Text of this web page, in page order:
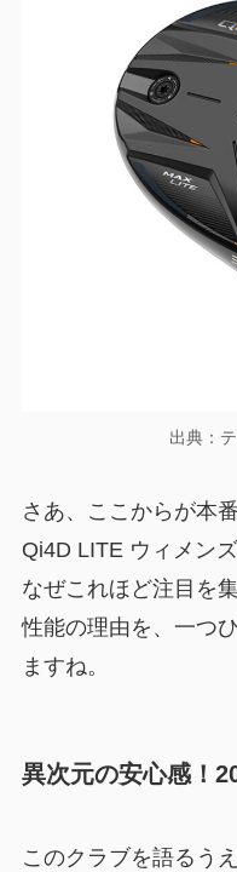
出典：
さあ、ここからが本
Qi4D LITE ウィメン
なぜこれほど注目を
性能の理由を、一つ
ますね。
異次元の安心感！
このクラブを語るう